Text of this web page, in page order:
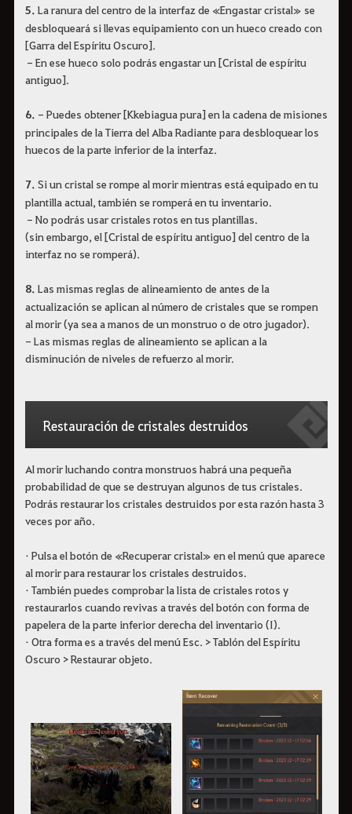
5. La ranura del centro de la interfaz de «Engastar cristal» se
desbloqueará si llevas equipamiento con un hueco creado con
[Garra del Espíritu Oscuro].
- En ese hueco solo podrás engastar un [Cristal de espíritu
antiguo].
6. - Puedes obtener [Kkebiagua pura] en la cadena de misiones
principales de la Tierra del Alba Radiante para desbloquear los
huecos de la parte inferior de la interfaz.
7. Si un cristal se rompe al morir mientras está equipado en tu
plantilla actual, también se romperá en tu inventario.
- No podrás usar cristales rotos en tus plantillas.
(sin embargo, el [Cristal de espíritu antiguo] del centro de la
interfaz no se romperá).
8. Las mismas reglas de alineamiento de antes de la
actualización se aplican al número de cristales que se rompen
al morir (ya sea a manos de un monstruo o de otro jugador).
- Las mismas reglas de alineamiento se aplican a la
disminución de niveles de refuerzo al morir.
Restauración de cristales destruidos
Al morir luchando contra monstruos habrá una pequeña
probabilidad de que se destruyan algunos de tus cristales.
Podrás restaurar los cristales destruidos por esta razón hasta 3
veces por año.
• Pulsa el botón de «Recuperar cristal» en el menú que aparece
al morir para restaurar los cristales destruidos.
• También puedes comprobar la lista de cristales rotos y
restaurarlos cuando revivas a través del botón con forma de
papelera de la parte inferior derecha del inventario (I).
• Otra forma es a través del menú Esc. > Tablón del Espíritu
Oscuro > Restaurar objeto.